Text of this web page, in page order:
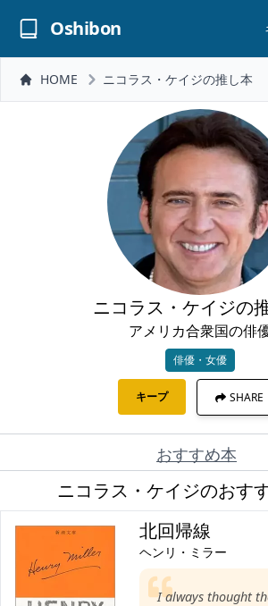
Oshibon
HOME ニコラス・ケイジの推し本
ニコラス・ケイジの
アメリカ合衆国の俳
俳優・女優
キープ SHARE
おすすめ本
ニコラス・ケイジのおす
北回帰線
ヘンリ・ミラー
I always thought